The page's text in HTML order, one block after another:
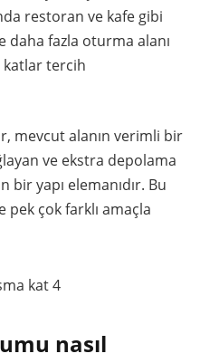
restoran ve kafe gibi
fazla oturma alanı
katlar tercih
mevcut alanın verimli bir
ve ekstra depolama
bir yapı elemanıdır. Bu
pek çok farklı amaçla
nasıl